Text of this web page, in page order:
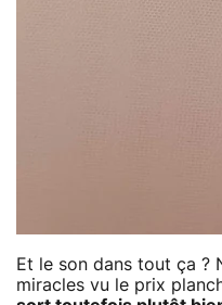
Et le son dans tout ça ?
miracles vu le prix